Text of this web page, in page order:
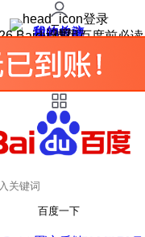
登录
我的关注
我的收藏
皮肤中心
用户反馈
设置
Baidu 使用百度前必读
百度一下